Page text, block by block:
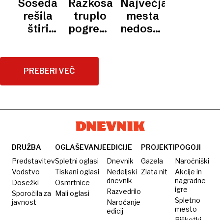
Barišić
zapušča
skoraj
zakuhal
pretep s
navijači
Poljudu
Sanchez
je
Soseda
rešila
štiri
iz
goreče
Razkosano
truplo
pogrešane
našli v
greznici
Največja
mesta
nedosegljiva
PREBERI VEČ
DRUŽBA
Predstavitev
Vodstvo
Dosežki
Sporočila za
javnost
OGLAŠEVANJE
Spletni oglasi
Tiskani oglasi
Osmrtnice
Mali oglasi
EDICIJE
Dnevnik
Nedeljski
dnevnik
Razvedrilo
Naročanje
edicij
PROJEKTI
Gazela
Zlata nit
POGOJI
Naročniški
Akcije in
nagradne
igre
Spletno
mesto